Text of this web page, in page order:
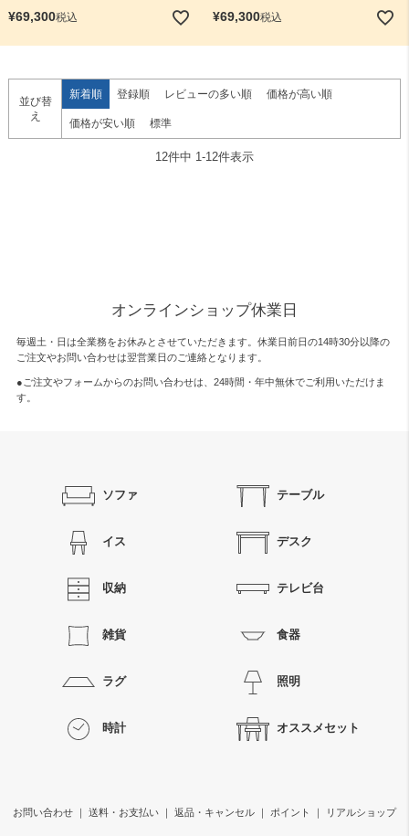
¥69,300税込 ¥69,300税込
並び替
え
新着順 登録順 レビューの多い順 価格が高い順
価格が安い順 標準
12件中 1 -12件表示
オンラインショップ休業日
毎週土・日は全業務をお休みとさせていただきます。休業日前日の14時30分以降の
ご注文やお問い合わせは翌営業日のご連絡となります。
●ご注文やフォームからのお問い合わせは、 24時間・年中無休でご利用いただけま
す。
ソファ テーブル
イス デスク
収納 テレビ台
雑貨 食器
ラグ 照明
時計 オススメセット
お問い合わせ ｜ 送料・お支払い ｜ 返品・キャンセル ｜ ポイント ｜ リアルショップ